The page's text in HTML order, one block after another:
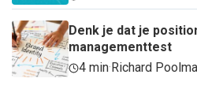
Denk je dat je
managementtest
4 min·Richard